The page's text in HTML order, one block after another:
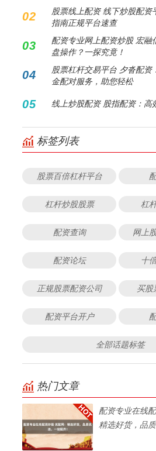
02
股票线上配资 线下炒股配资
指南正规平台速查
03
配资专业网上配资炒股 宏融
盘操作？一探究竟！
04
股票杠杆交易平台 夕沓配资
金配对服务，助您轻松
05 线上炒股配资 股指配资：高
标签列表
股票百倍杠杆平台
杠杆炒股股票 杠
配资查询 网上
配资论坛 十
正规股票配资公司 买股
配资平台开户
全部话题标签
热门文章
配资专业在线
精选好货，品